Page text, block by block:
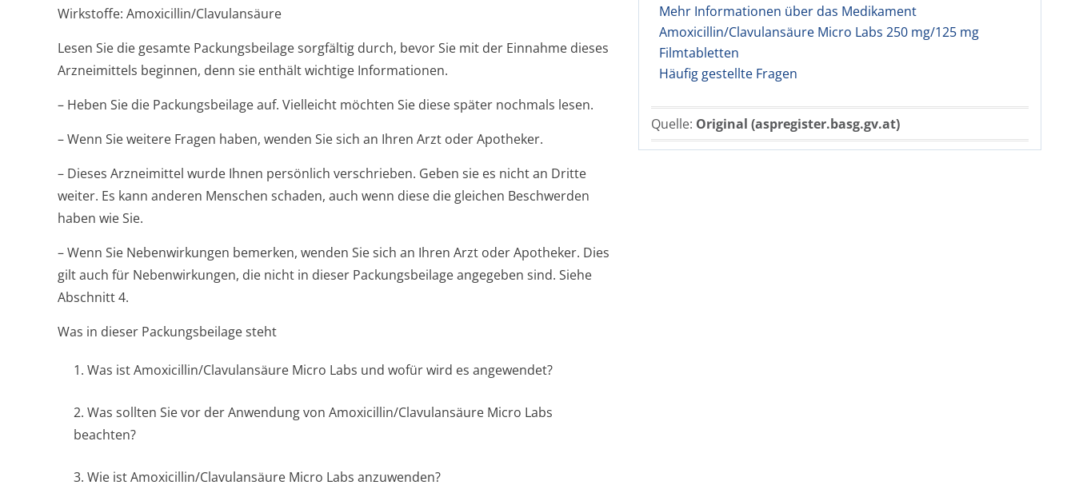
Mehr Informationen über das Medikament
Amoxicillin/Clavulansäure Micro Labs 250 mg/125 mg
Filmtabletten
Häufig gestellte Fragen
Quelle: Original (aspregister.basg.gv.at)
Wirkstoffe: Amoxicillin/Cla­vulansäure
Lesen Sie die gesamte Packungsbeilage sorgfältig durch, bevor Sie mit der Einnahme dieses
Arzneimittels beginnen, denn sie enthält wichtige Informationen.
– Heben Sie die Packungsbeilage auf. Vielleicht möchten Sie diese später nochmals lesen.
– Wenn Sie weitere Fragen haben, wenden Sie sich an Ihren Arzt oder Apotheker.
– Dieses Arzneimittel wurde Ihnen persönlich verschrieben. Geben sie es nicht an Dritte
weiter. Es kann anderen Menschen schaden, auch wenn diese die gleichen Beschwerden
haben wie Sie.
– Wenn Sie Nebenwirkungen bemerken, wenden Sie sich an Ihren Arzt oder Apotheker. Dies
gilt auch für Nebenwirkungen, die nicht in dieser Packungsbeilage angegeben sind. Siehe
Abschnitt 4.
Was in dieser Packungsbeilage steht
1. Was ist Amoxicillin/Cla­vulansäure Micro Labs und wofür wird es angewendet?
2. Was sollten Sie vor der Anwendung von Amoxicillin/Cla­vulansäure Micro Labs
beachten?
3. Wie ist Amoxicillin/Cla­vulansäure Micro Labs anzuwenden?